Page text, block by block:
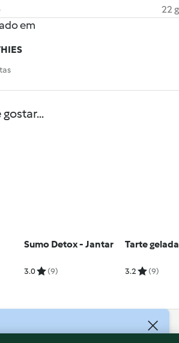
22 g
em
Sumo Detox - Jantar
3.0 (9)
Tarte
3.2 (9)